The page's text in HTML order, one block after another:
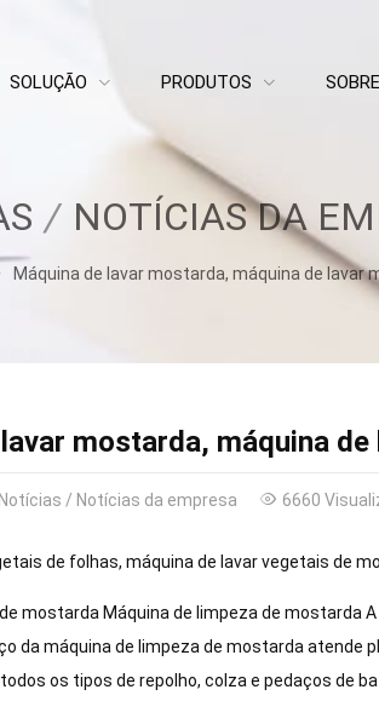
SOLUÇÃO PRODUTOS SOBRE
NOTÍCIAS DA
Máquina de lavar mostarda, máquina de lavar mostarda
mostarda, máquina
Notícias / Notícias da empresa 6660
de folhas, máquina de lavar vegetais de
mostarda Máquina de limpeza de mostarda
da máquina de limpeza de mostarda
os tipos de repolho, colza e pedaços de